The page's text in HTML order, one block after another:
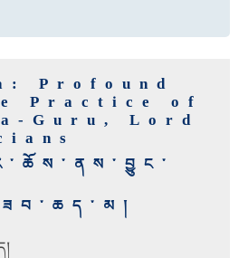
Profound
Practice of
Guru, Lord